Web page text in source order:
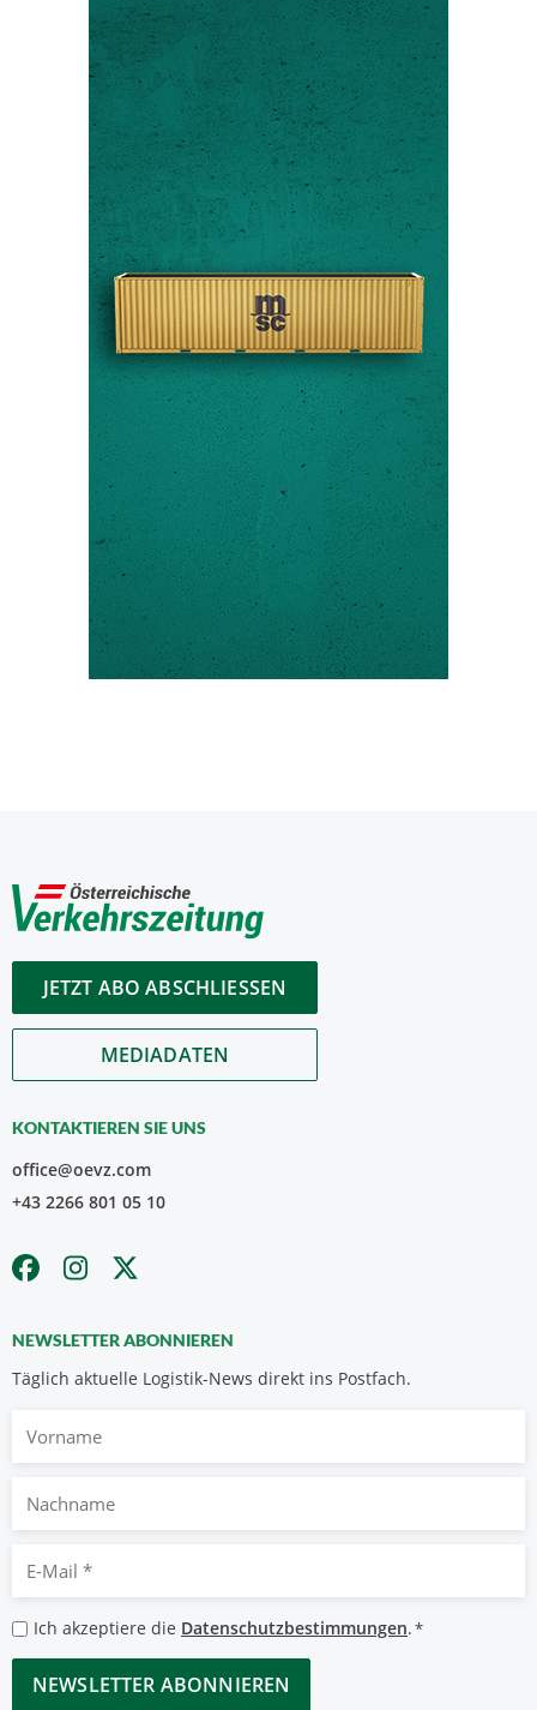
JETZT ABO ABSCHLIESSEN
MEDIADATEN
KONTAKTIEREN SIE UNS
office@oevz.com
+43 2266 801 05 10
NEWSLETTER ABONNIEREN
Täglich aktuelle Logistik-News direkt ins Postfach.
Nachname
Mail
*
Datenschutzbestimmungen
*
Ich akzeptiere die Datenschutzbestimmungen.*
CAPTCHA